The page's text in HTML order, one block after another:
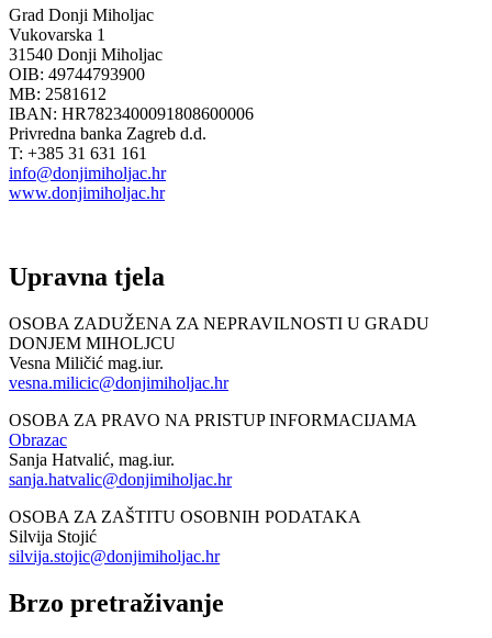
Grad Donji Miholjac
Vukovarska 1
31540 Donji Miholjac
OIB: 49744793900
MB: 2581612
IBAN: HR7823400091808600006
Privredna banka Zagreb d.d.
T: +385 31 631 161
info@donjimiholjac.hr
www.donjimiholjac.hr
Upravna tjela
OSOBA ZADUŽENA ZA NEPRAVILNOSTI U GRADU
DONJEM MIHOLJCU
Vesna Miličić mag.iur.
vesna.milicic@donjimiholjac.hr
OSOBA ZA PRAVO NA PRISTUP INFORMACIJAMA
Obrazac
Sanja Hatvalić, mag.iur.
sanja.hatvalic@donjimiholjac.hr
OSOBA ZA ZAŠTITU OSOBNIH PODATAKA
Silvija Stojić
silvija.stojic@donjimiholjac.hr
Brzo pretraživanje